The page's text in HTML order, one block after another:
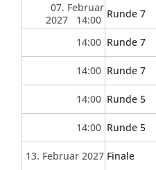
07. Februar
2027 14:00 Runde 7
14:00 Runde 7
14:00 Runde 7
14:00 Runde 5
14:00 Runde 5
13. Februar 2027 Finale